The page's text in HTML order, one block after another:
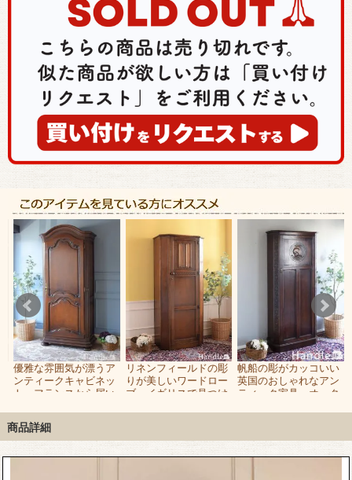
優雅な雰囲気が漂うア
ンティークキャビネッ
ト、フランスから届い
ーブ
リネンフィールドの彫
りが美しいワードロー
ブ、イギリスで見つけ
タンス
帆船の彫がカッコいい
英国のおしゃれなアン
ティーク家具、オーク
ビネット
商品詳細